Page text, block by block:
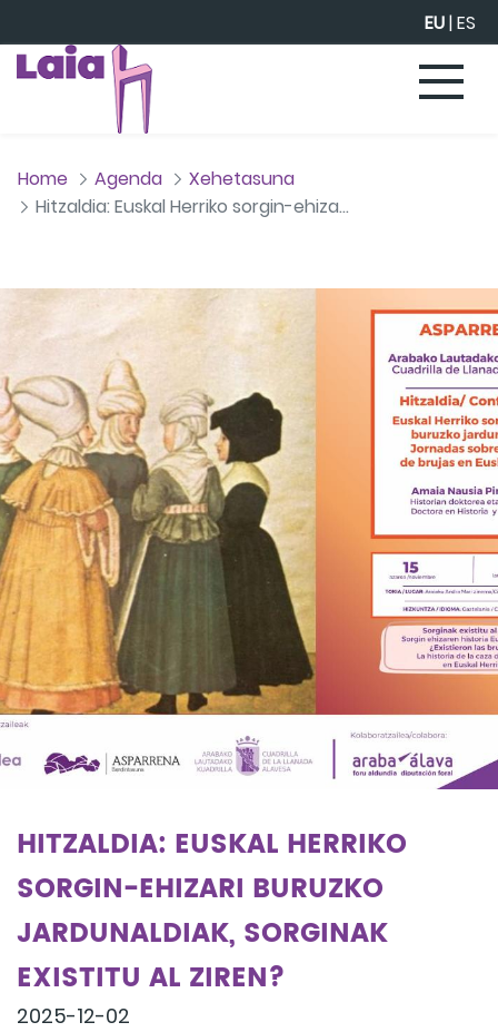
EU|ES
Home Agenda
Xehetasuna
Hitzaldia: Euskal Herriko sorgin-ehizari buruzko jardunaldiak, Sorginak existitu al ziren?
HITZALDIA: EUSKAL HERRIKO
SORGIN-EHIZARI BURUZKO
JARDUNALDIAK, SORGINAK
EXISTITU AL ZIREN?
2025-12-02